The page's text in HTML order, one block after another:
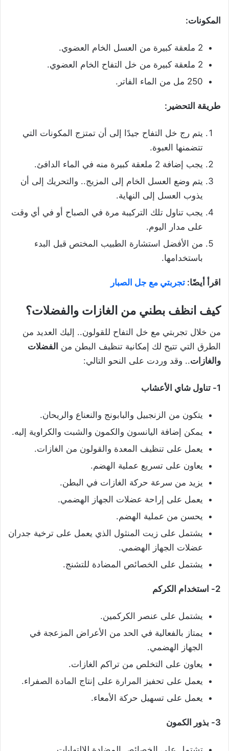
المكونات:
2 ملعقة كبيرة من العسل الخام العضوي.
2 ملعقة كبيرة من خل التفاح الخام العضوي.
250 مل من الماء الفاتر.
طريقة التحضير:
يتم رج خل التفاح جيدًا إلى أن تمتزج المكونات التي
تتضمنها العبوة.
يجب إضافة 2 ملعقة كبيرة منه في الماء الدافئ.
يتم وضع العسل الخام إلى المزيج.. والتحريك إلى أن
يذوب العسل إلى النهاية.
يجب تناول تلك التركيبة مرة في الصباح أو في أي وقت
على مدار اليوم.
من الأفضل استشارة الطبيب المختص قبل البدء
باستخدامها.
اقرأ أيضًا: تجربتي مع جل الصبار
كيف انظف بطني من الغازات والفضلات؟
من خلال تجربتي مع خل التفاح للقولون.. إليك العديد من
الطرق التي تتيح لك إمكانية تنظيف البطن من الفضلات
والغازات.. وقد وردت على النحو التالي:
1- تناول شاي الأعشاب
يتكون من الزنجبيل والبابونج والنعناع والريحان.
يمكن إضافة اليانسون والكمون والشبت والكراوية إليه.
يعمل على تنظيف المعدة والقولون من الغازات.
يعاون على تسريع عملية الهضم.
يزيد من سرعة حركة الغازات في البطن.
يعمل على إراحة عضلات الجهاز الهضمي.
يحسن من عملية الهضم.
يشتمل على زيت المنثول الذي يعمل على ترخية جدران
عضلات الجهاز الهضمي.
يشتمل على الخصائص المضادة للتشنج.
2- استخدام الكركم
يشتمل على عنصر الكركمين.
يمتاز بالفعالية في الحد من الأعراض المزعجة في
الجهاز الهضمي.
يعاون على التخلص من تراكم الغازات.
يعمل على تحفيز المرارة على إنتاج المادة الصفراء.
يعمل على تسهيل حركة الأمعاء.
3- بذور الكمون